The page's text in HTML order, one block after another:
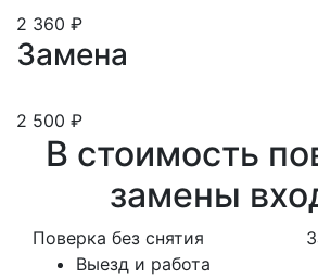
2 360 ₽
Замена
2 500 ₽
В стоимость
замены
Поверка без снятия
Выезд и работа